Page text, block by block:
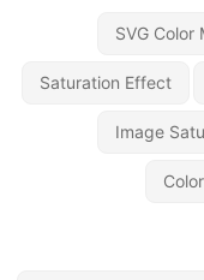
SVG
Saturation Effect
Image